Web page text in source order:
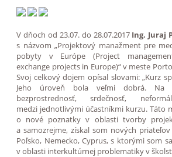
V dňoch od 23.07. do 28.07.2017 Ing. Juraj
s názvom „Projektový manažment pre
pobyty v Európe (Project
exchange projects in Europe)“ v meste
Svoj celkový dojem opísal slovami: „Kurz
Jeho úroveň bola veľmi dobrá. Na
bezprostrednosť, srdečnosť,
medzi jednotlivými účastníkmi kurzu. Táto
o nové poznatky v oblasti tvorby
a samozrejme, získal som nových
Poľsko, Nemecko, Cyprus, s ktorými som
v oblasti interkultúrnej problematiky v